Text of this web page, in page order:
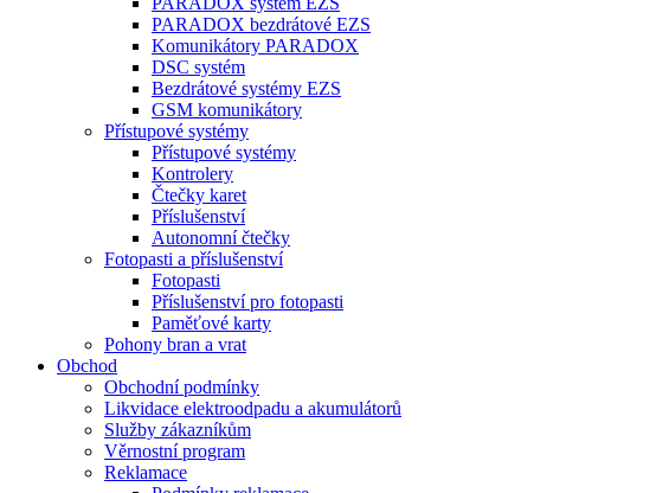
PARADOX bezdrátové EZS
Komunikátory PARADOX
DSC systém
Bezdrátové systémy EZS
GSM komunikátory
Přístupové systémy
Přístupové systémy
Kontrolery
Čtečky karet
Příslušenství
Autonomní čtečky
Fotopasti a příslušenství
Fotopasti
Příslušenství pro fotopasti
Paměťové karty
Pohony bran a vrat
Obchod
Obchodní podmínky
Likvidace elektroodpadu a akumulátorů
Služby zákazníkům
Věrnostní program
Reklamace